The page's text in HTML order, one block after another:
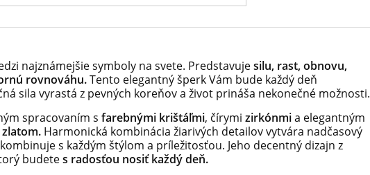
najznámejšie symboly na svete. Predstavujesilu, rast, obnovu,
rovnováhu.Tento elegantný šperk Vám bude každý deň
sila vyrastá z pevných koreňov a život prináša nekonečné možnosti.
spracovaním s farebnými krištáľmi, čírymi zirkónmia elegantným
Harmonická kombinácia žiarivých detailov vytvára nadčasový
s každým štýlom a príležitosťou. Jeho decentný dizajn z
budetes radosťou nosiť každý deň.